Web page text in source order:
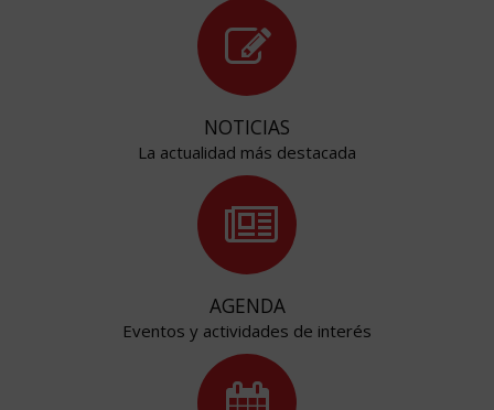
NOTICIAS
La actualidad más destacada
AGENDA
Eventos y actividades de interés